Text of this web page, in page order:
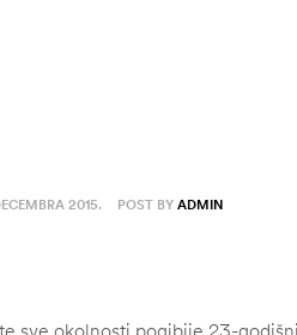
2015. POST BY ADMIN